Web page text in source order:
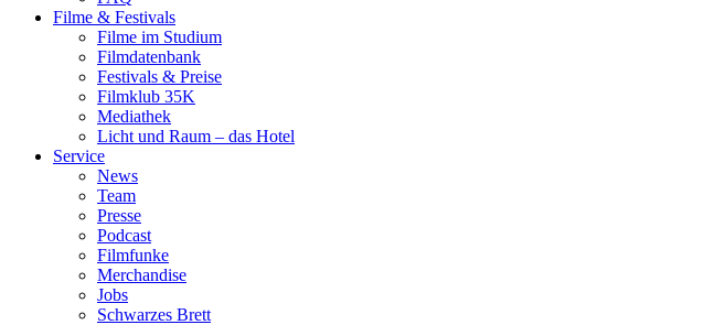
Fil­me & Fes­ti­vals
Fil­me im Stu­di­um
Film­da­ten­bank
Fes­ti­vals & Prei­se
Film­klub 35K
Media­thek
Licht und Raum – das Hotel
Ser­vice
News
Team
Pres­se
Pod­cast
Film­fun­ke
Mer­chan­di­se
Jobs
Schwar­zes Brett